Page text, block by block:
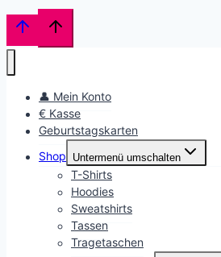
👤 Mein Konto
€ Kasse
Geburtstagskarten
Shop
Untermenü umschalten
T-Shirts
Hoodies
Sweatshirts
Tassen
Tragetaschen